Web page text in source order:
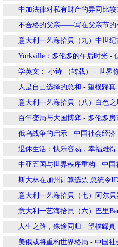
中加法律对私有财产的异同比较
不合格的父亲——写在父亲节的
意大利一艺海拾貝（九）中世纪
Yorkville：多伦多的午后时光 -
学英文： 小诗 （转载） - 世界
人是自己选择的总和 - 望樸歸真
意大利一艺海拾貝（八）白色之
百年变局与大国博弈 - 多伦多房
俄乌战争的启示 - 中国社会经济
退休生活：快乐容易，幸福难得
中亚五国与世界秩序重构 - 中国
斯大林在加州计算选票.总统令
意大利一艺海拾貝（七）阿尔
意大利一艺海拾貝（六）巴里
人生之路，殊途同归 - 望樸歸真
美俄或将重构世界格局 - 中国社